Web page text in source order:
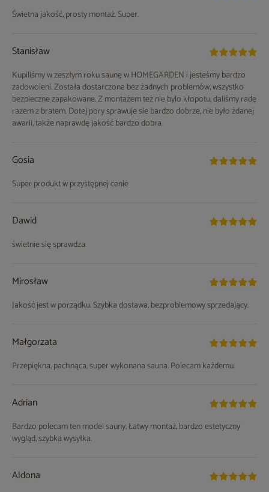
Świetna jakość, prosty montaż. Super.
Stanisław
Kupiliśmy w zeszłym roku saunę w HOMEGARDEN i jesteśmy bardzo
zadowoleni. Została dostarczona bez żadnych problemów, wszystko
bezpieczne zapakowane. Z montażem też nie bylo kłopotu, daliśmy radę
razem z bratem. Dotej pory sprawuje sie bardzo dobrze, nie było żdanej
awarii, także naprawdę jakość bardzo dobra.
Gosia
Super produkt w przystępnej cenie
Dawid
świetnie się sprawdza
Mirosław
Jakość jest w porządku. Szybka dostawa, bezproblemowy sprzedający.
Małgorzata
Przepiękna, pachnąca, super wykonana sauna. Polecam każdemu.
Adrian
Bardzo polecam ten model sauny. Łatwy montaż, bardzo estetyczny
wygląd, szybka wysyłka.
Aldona